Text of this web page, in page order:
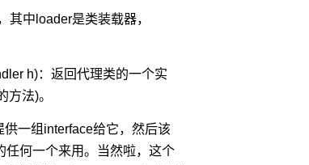
中loader是类装载器，
h)：返回代理类的一个实
法)。
一组interface给它，然后该
任何一个来用。当然啦，这个